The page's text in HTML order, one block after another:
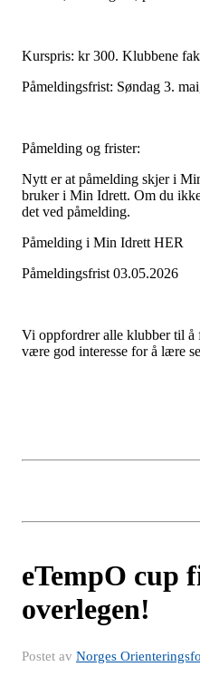
Kurspris: kr 300. Klubbene
Påmeldingsfrist: Søndag 3.
Påmelding og frister:
Nytt er at påmelding skjer i
bruker i Min Idrett. Om du
det ved påmelding.
Påmelding i Min Idrett HER
Påmeldingsfrist 03.05.2026
Vi oppfordrer alle klubber til å
være god interesse for å lære
eTempO cup
overlegen!
Postet av Norges